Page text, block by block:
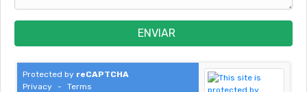
ENVIAR
Protected by reCAPTCHA
Privacy
- Terms